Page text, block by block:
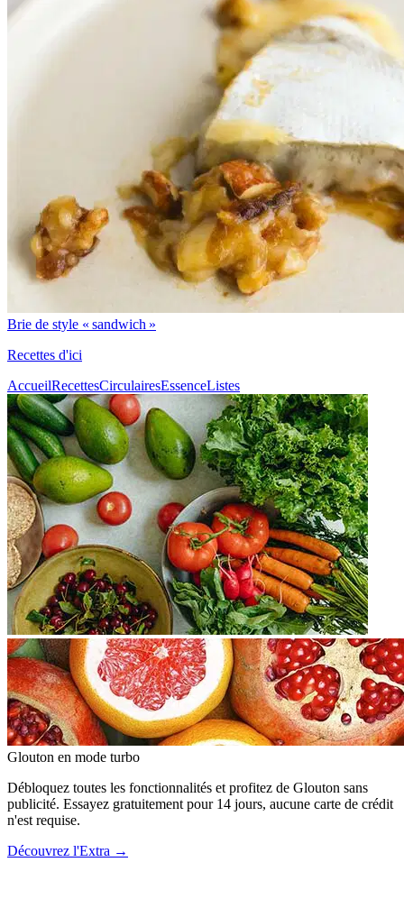
Brie de style « sandwich »
Recettes d'ici
AccueilRecettesCirculairesEssenceListes
Glouton en mode turbo
Débloquez toutes les fonctionnalités et profitez de Glouton sans
publicité. Essayez gratuitement pour 14 jours, aucune carte de crédit
n'est requise.
Découvrez l'Extra →